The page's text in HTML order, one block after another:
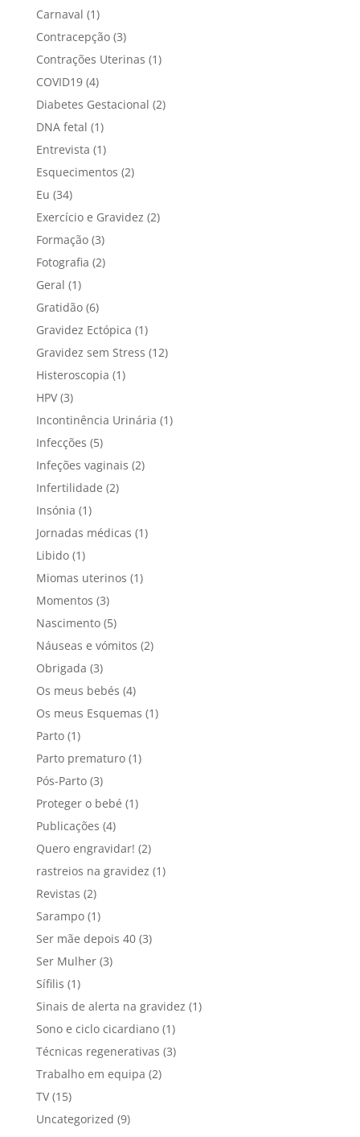
Carnaval (1)
Contracepção(3)
Contrações Uterinas (1)
COVID19(4)
Diabetes Gestacional (2)
DNA fetal (1)
Entrevista (1)
Esquecimentos (2)
Eu (34)
Exercício e Gravidez (2)
Formação(3)
Fotografia (2)
Geral (1)
Gratidão(6)
Gravidez Ectópica (1)
Gravidez sem Stress (12)
Histeroscopia (1)
HPV(3)
Incontinência Urinária (1)
Infecções (5)
Infeções vaginais (2)
Infertilidade (2)
Insónia (1)
Jornadas médicas (1)
Libido(1)
Miomas uterinos (1)
Momentos (3)
Nascimento(5)
Náuseas e vómitos (2)
Obrigada (3)
Os meus bebés (4)
Os meus Esquemas (1)
Parto(1)
Parto prematuro(1)
Pós-Parto(3)
Proteger o bebé (1)
Publicações (4)
Quero engravidar! (2)
rastreios na gravidez (1)
Revistas (2)
Sarampo(1)
Ser mãe depois 40(3)
Ser Mulher(3)
Sífilis (1)
Sinais de alerta na gravidez (1)
Sono e ciclo cicardiano(1)
Técnicas regenerativas (3)
Trabalho em equipa (2)
TV(15)
Uncategorized (9)